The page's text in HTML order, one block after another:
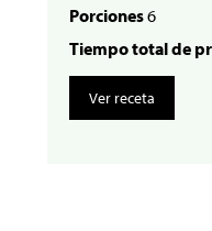
Porciones6
Tiempo total de
Ver receta